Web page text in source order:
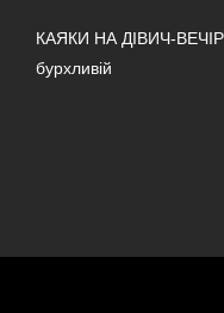
КАЯКИ НА ДІВИЧ-ВЕЧІР
бурхливій